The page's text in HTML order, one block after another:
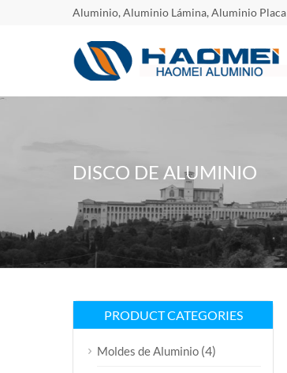
Aluminio, Aluminio Lámina, Aluminio Placa
DISCO DE ALUMINIO
PRODUCT CATEGORIES
Moldes de Aluminio (4)